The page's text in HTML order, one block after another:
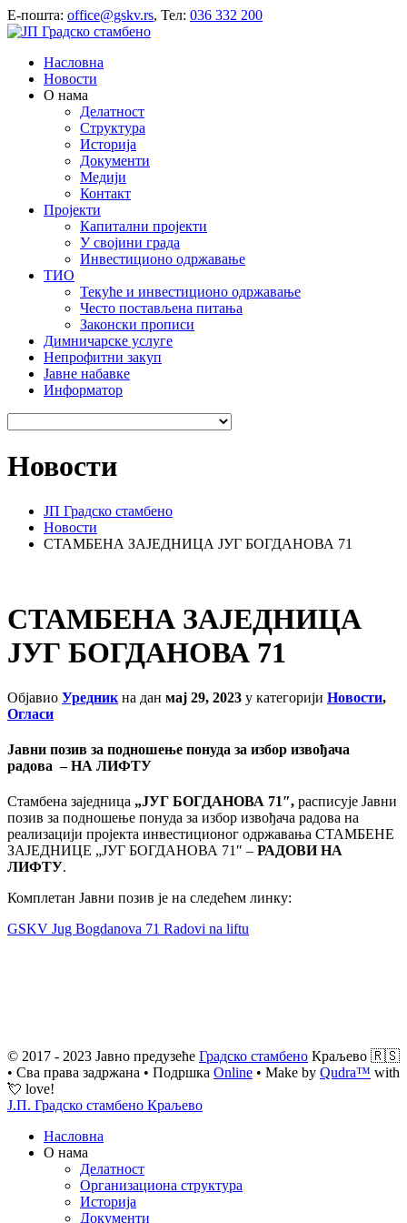
E-пошта: office@gskv.rs, Тел: 036 332 200
Насловна
Новости
О нама
Делатност
Структура
Историја
Документи
Медији
Контакт
Пројекти
Капитални пројекти
У својини града
Инвестиционо одржавање
ТИО
Текуће и инвестиционо одржавање
Често постављена питања
Законски прописи
Димничарске услуге
Непрофитни закуп
Јавне набавке
Информатор
Новости
ЈП Градско стамбено
Новости
СТАМБЕНА ЗАЈЕДНИЦА ЈУГ БОГДАНОВА 71
СТАМБЕНА ЗАЈЕДНИЦА
ЈУГ БОГДАНОВА 71
Објавио Уредник на дан мај 29, 2023 у категорији Новости,
Огласи
Јавни позив за подношење понуда за избор извођача
радова – НА ЛИФТУ
Стамбенa заједница „ЈУГ БОГДАНОВА 71″, расписује Јавни
позив за подношење понуда за избор извођача радова на
реализацији пројекта инвестиционог одржавања СТАМБЕНЕ
ЗАЈЕДНИЦЕ „ЈУГ БОГДАНОВА 71″ – РАДОВИ НА
ЛИФТУ.
Комплетан Јавни позив је на следећем линку:
GSKV Jug Bogdanova 71 Radovi na liftu
© 2017 - 2023 Јавно предузеће Градско стамбено Краљево 🇷🇸
• Сва права задржана • Подршка Online • Make by Qudra™ with
💘 love!
Ј.П. Градско стамбено Краљево
Насловна
О нама
Делатност
Организациона структура
Историја
Документи